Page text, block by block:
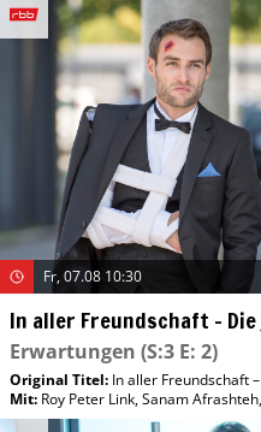
Fr, 07.08 10:30
In aller Freundschaft –
Erwartungen (S:3 E: 2)
Original Titel: In aller Freundschaft
Mit: Roy Peter Link,Sanam Afrashteh,